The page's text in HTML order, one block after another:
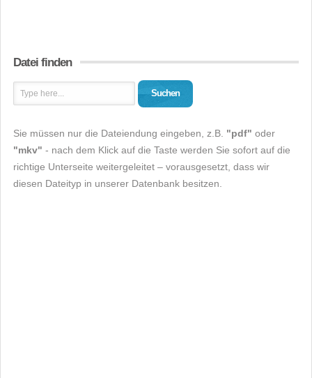
Datei finden
Suchen
Sie müssen nur die Dateiendung eingeben, z.B. "pdf" oder
"mkv" - nach dem Klick auf die Taste werden Sie sofort auf die
richtige Unterseite weitergeleitet – vorausgesetzt, dass wir
diesen Dateityp in unserer Datenbank besitzen.